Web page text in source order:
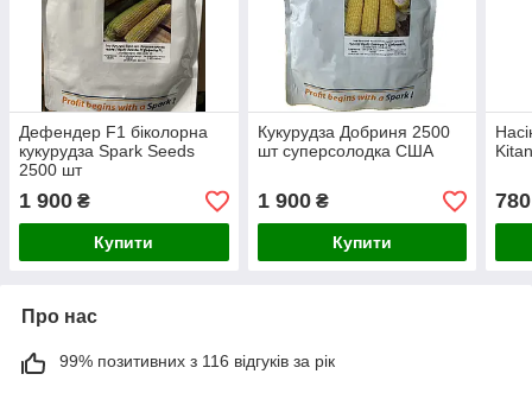
Дефендер F1 біколорна
кукурудза Spark Seeds
2500 шт
1 900 ₴
Купити
Кукурудза Добриня 2500
шт суперсолодка США
1 900₴
Купити
780
Про нас
99% позитивних з 116 відгуків за рік